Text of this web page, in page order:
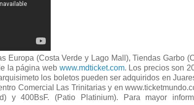
Europa (Costa Verde y Lago Mall), Tiendas Garbo
la página web www.mdticket.com. Los precios son
los boletos pueden ser adquiridos en
Comercial Las Trinitarias y en
y 400BsF. (Patio Platinium). Para mayor